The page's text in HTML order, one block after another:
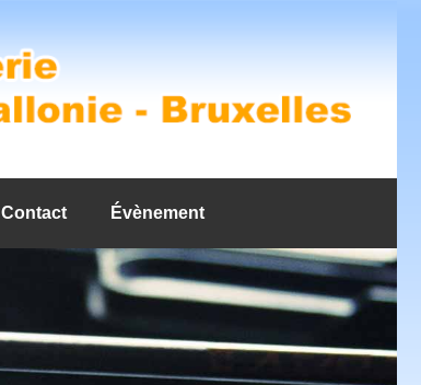
Contact Évènement